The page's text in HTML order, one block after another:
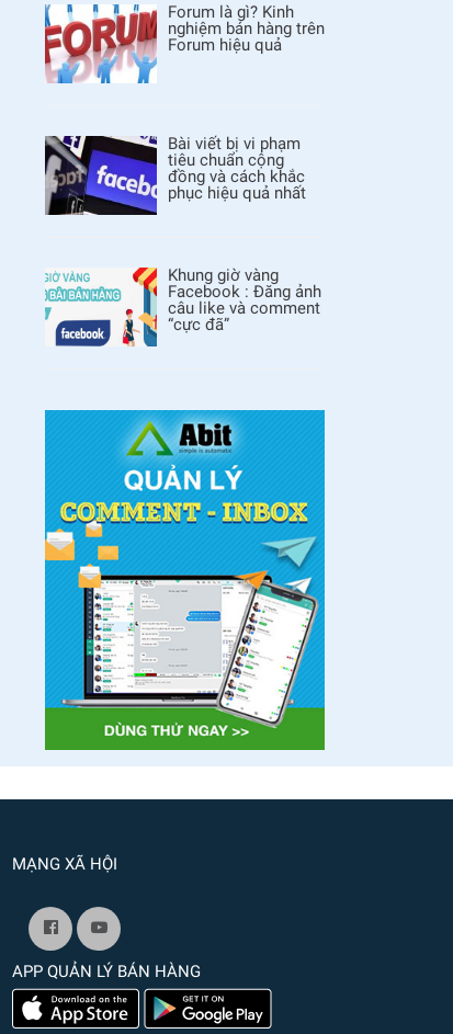
Forum là gì? Kinh
nghiệm bán hàng trên
Forum hiệu quả
Bài viết bị vi phạm
tiêu chuẩn cộng
đồng và cách khắc
phục hiệu quả nhất
Khung giờ vàng
Facebook : Đăng ảnh
câu like và comment
“cực đã”
MẠNG XÃ HỘI
APP QUẢN LÝ BÁN HÀNG